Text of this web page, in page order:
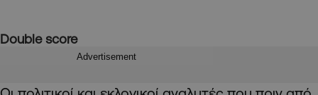
Double score
Advertisement